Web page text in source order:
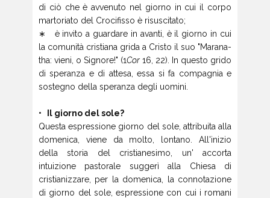
di ciò che è avvenuto nel giorno in cui il corpo
martoriato del Crocifisso è risuscitato;
∗ è invito a guardare in avanti, è il giorno in cui
la comunità cristiana grida a Cristo il suo "Marana-
tha: vieni, o Signore!" (1Cor 16, 22). In questo grido
di speranza e di attesa, essa si fa compagnia e
sostegno della speranza degli uomini.
• Il giorno del sole?
Questa espressione giorno del sole, attribuita alla
domenica, viene da molto, lontano. All'inizio
della storia del cristianesimo, un' accorta
intuizione pastorale suggerì alla Chiesa di
cristianizzare, per la domenica, la connotazione
di giorno del sole, espressione con cui i romani